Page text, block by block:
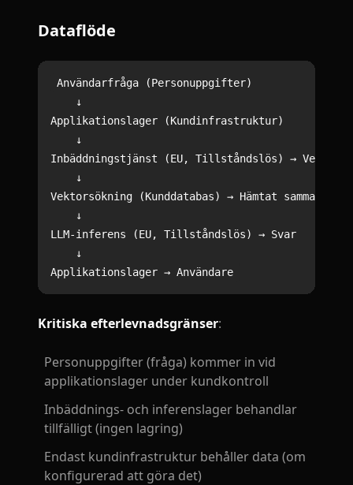
Dataflöde
Användarfråga (Personuppgifter)
    ↓
Applikationslager (Kundinfrastruktur)
    ↓
Inbäddningstjänst (EU, Tillståndslös) →
    ↓
Vektorsökning (Kunddatabas) → Hämtat sammanhang
    ↓
LLM-inferens (EU, Tillståndslös) → Svar
    ↓
Kritiska efterlevnadsgränser:
Personuppgifter (fråga) kommer in vid
applikationslager under kundkontroll
Inbäddnings- och inferenslager behandlar
tillfälligt (ingen lagring)
Endast kundinfrastruktur behåller data (om
konfigurerad att göra det)